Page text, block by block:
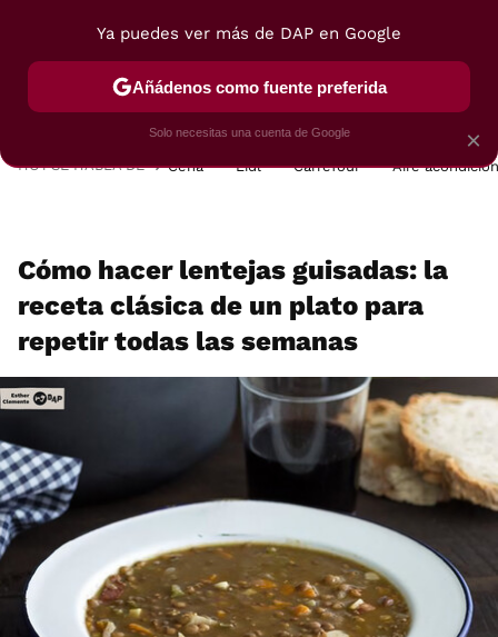
POSTRES VIAJES SELECCIÓN VEGUI
HOY SE HABLA DE Cena Lidl Carrefour Aire
Cómo hacer lentejas guisadas: la
receta clásica de un plato para
repetir todas las semanas
×
Ya puedes ver más de DAP en Google
Añádenos como fuente preferida
Solo necesitas una cuenta de Google